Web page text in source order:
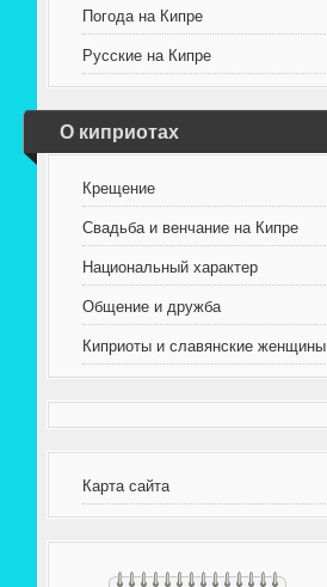
Погода на Кипре
Русские на Кипре
О киприотах
Крещение
Свадьба и венчание на Кипре
Национальный характер
Общение и дружба
Киприоты и славянские женщины
Карта сайта